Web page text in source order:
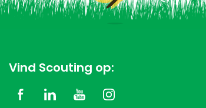
Vind Scouting op: